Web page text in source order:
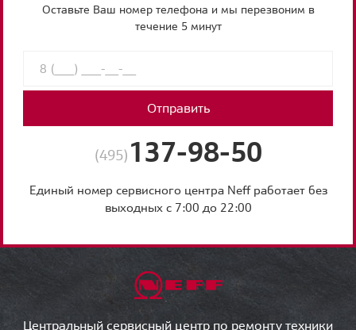
Оставьте Ваш номер телефона и мы перезвоним в
течение 5 минут
Отправить
(495) 137-98-50
Единый номер сервисного центра Neff работает без
выходных с 7:00 до 22:00
Центральный сервисный центр по ремонту техники